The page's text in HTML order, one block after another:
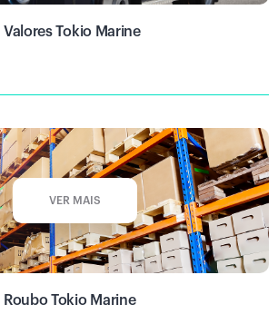
Tokio Marine
VER MAIS
Roubo Tokio Marine